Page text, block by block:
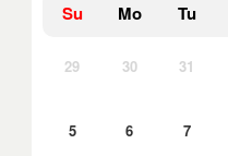
Su Mo Tu
29 30 31
5 6 7